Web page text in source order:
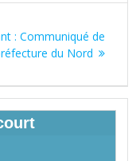
: Article
suivant
Communiqué de
du Nord